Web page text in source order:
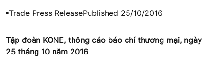
Trade Press ReleasePublished 25/10/2016
Tập đoàn KONE, thông cáo báo chí thương mại, ngày
25 tháng 10 năm 2016